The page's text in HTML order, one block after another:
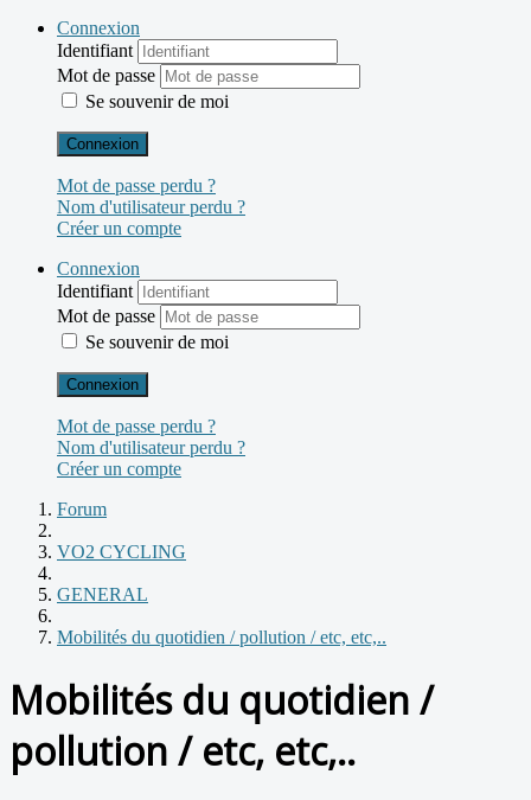
Connexion
Identifiant
Mot de passe
Se souvenir de moi
Connexion
Mot de passe perdu ?
Nom d'utilisateur perdu ?
Créer un compte
Connexion
Identifiant
Mot de passe
Se souvenir de moi
Connexion
Mot de passe perdu ?
Nom d'utilisateur perdu ?
Créer un compte
Forum
VO2 CYCLING
GENERAL
Mobilités du quotidien / pollution / etc, etc,..
Mobilités du quotidien /
pollution / etc, etc,..